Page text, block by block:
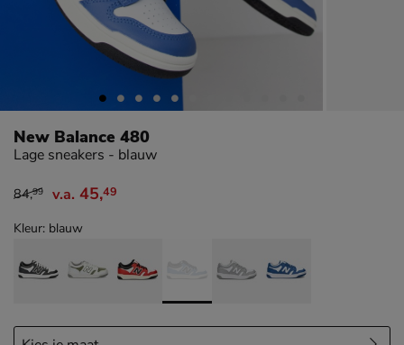
New Balance 480
Lage sneakers - blauw
van € 84,99 vanaf € 45,49
84,99 v.a. 45,49
Kleur: blauw